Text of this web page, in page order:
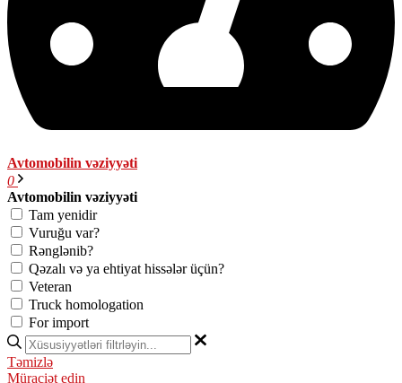
Avtomobilin vəziyyəti
0
Avtomobilin vəziyyəti
Tam yenidir
Vuruğu var?
Rənglənib?
Qəzalı və ya ehtiyat hissələr üçün?
Veteran
Truck homologation
For import
Təmizlə
Müraciət edin